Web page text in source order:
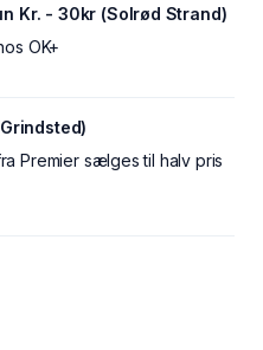
Kr. - 30kr (Solrød Strand)
OK+
Premier sælges til halv pris